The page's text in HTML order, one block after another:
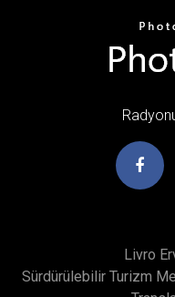
Livro
Sürdürülebilir Turizm